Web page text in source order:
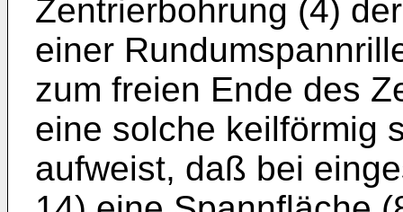
Zentrierbohrung (4)
einer
zum freien Ende des
eine solche keilförmig
aufweist, daß bei